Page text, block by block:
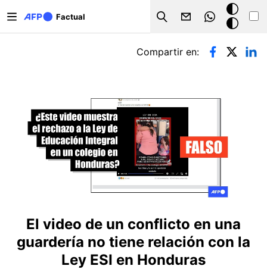
Factual
Search
Modo
oscuro
Solapas principales
Compartir en:
El video de un conflicto en una
guardería no tiene relación con la
Ley ESI en Honduras